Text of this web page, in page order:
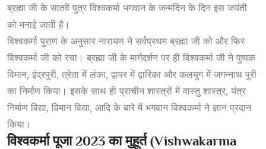
ब्रह्मा जी के सातवें पुत्र विश्वकर्मा भगवान के जन्मदिन के दिन इस जयंती
को मनाई जाती है।
विश्वकर्मा पुराण के अनुसार नारायण ने सर्वप्रथम ब्रह्मा जी को और फिर
विश्वकर्मा जी को रचा। ब्रह्मा जी के मार्गदर्शन पर ही विश्वकर्मा जी ने पुष्पक
विमान, इंद्रपुरी, त्रेता में लंका, द्वापर में द्वारिका और कलयुग में जगन्नाथ पुरी
का निर्माण किया। इसके साथ ही प्राचीन शास्त्रों में वास्तु शास्त्र, यंत्र
निर्माण विद्या, विमान विद्या, आदि के बारे में भगवान विश्वकर्मा ने ज्ञान प्रदान
किया।
विश्वकर्मा पूजा 2023 का मुहूर्त (Vishwakarma